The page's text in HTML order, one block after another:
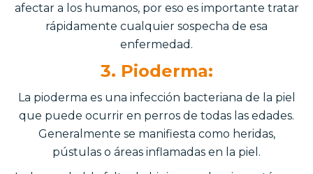
afectar a los humanos, por eso es importante tratar
rápidamente cualquier sospecha de esa
enfermedad.
3. Pioderma:
La pioderma es una infección bacteriana de la piel
que puede ocurrir en perros de todas las edades.
Generalmente se manifiesta como heridas,
pústulas o áreas inflamadas en la piel.